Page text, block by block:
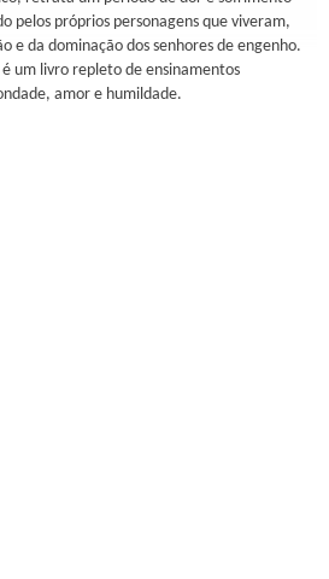
pelos próprios personagens que viveram,
e da dominação dos senhores de engenho.
um livro repleto de ensinamentos
amor e humildade.